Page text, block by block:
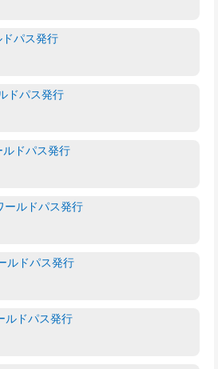
パス発行
ドパス発行
ドパス発行
ールドパス発行
ルドパス発行
ルドパス発行